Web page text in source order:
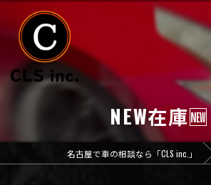
NEW在庫🆕
名古屋で車の相談なら「CLS inc.」